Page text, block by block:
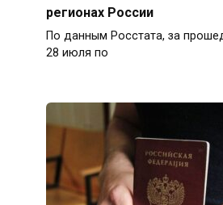
регионах России
По данным Росстата, за
28 июля по